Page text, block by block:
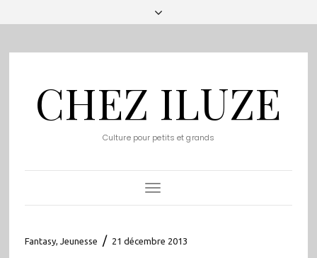
CHEZ ILUZE
Culture pour petits et grands
Toggle
Navigation
Fantasy, Jeunesse / 21 décembre 2013